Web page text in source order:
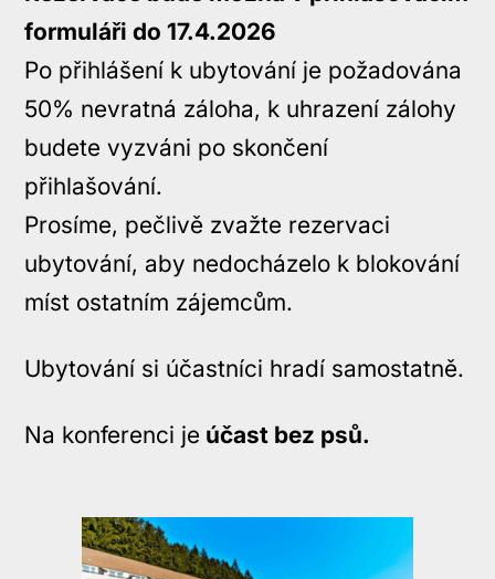
formuláři do 17.4.2026
Po přihlášení k ubytování je požadována
50% nevratná záloha, k uhrazení zálohy
budete vyzváni po skončení
přihlašování.
Prosíme, pečlivě zvažte rezervaci
ubytování, aby nedocházelo k blokování
míst ostatním zájemcům.
Ubytování si účastníci hradí samostatně.
Na konferenci je účast bez psů.